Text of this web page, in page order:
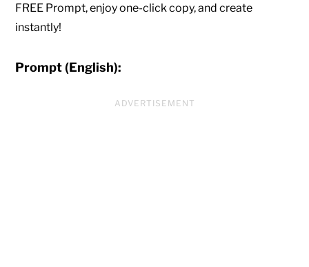
FREE Prompt, enjoy one-click copy, and create
instantly!
Prompt (English):
ADVERTISEMENT